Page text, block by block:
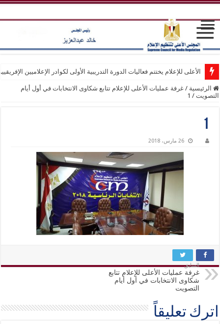
الأعلى للإعلام يختتم فعاليات الدورة التدريبية الأولى لكوادر الإعلاميين
الرئيسية / غرفة عمليات الأعلى للإعلام تتابع شكاوى الانتخابات في أول أيام
التصويت /
1
1
26 مارس، 2018
السابق
غرفة عمليات الأعلى للإعلام تتابع
شكاوى الانتخابات في أول أيام
التصويت
اترك تعليقاً